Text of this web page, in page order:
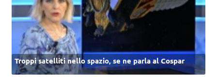
Troppi satelliti nello spazio, se ne parla al Cospar